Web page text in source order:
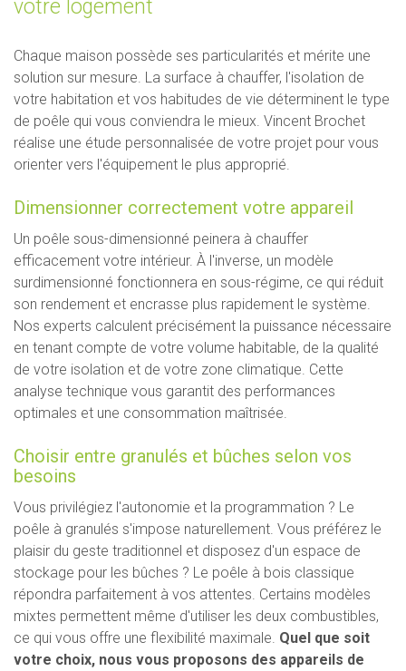
votre logement
Chaque maison possède ses particularités et mérite une
solution sur mesure. La surface à chauffer, l'isolation de
votre habitation et vos habitudes de vie déterminent le type
de poêle qui vous conviendra le mieux. Vincent Brochet
réalise une étude personnalisée de votre projet pour vous
orienter vers l'équipement le plus approprié.
Dimensionner correctement votre appareil
Un poêle sous-dimensionné peinera à chauffer
efficacement votre intérieur. À l'inverse, un modèle
surdimensionné fonctionnera en sous-régime, ce qui réduit
son rendement et encrasse plus rapidement le système.
Nos experts calculent précisément la puissance nécessaire
en tenant compte de votre volume habitable, de la qualité
de votre isolation et de votre zone climatique. Cette
analyse technique vous garantit des performances
optimales et une consommation maîtrisée.
Choisir entre granulés et bûches selon vos
besoins
Vous privilégiez l'autonomie et la programmation ? Le
poêle à granulés s'impose naturellement. Vous préférez le
plaisir du geste traditionnel et disposez d'un espace de
stockage pour les bûches ? Le poêle à bois classique
répondra parfaitement à vos attentes. Certains modèles
mixtes permettent même d'utiliser les deux combustibles,
ce qui vous offre une flexibilité maximale. Quel que soit
votre choix, nous vous proposons des appareils de